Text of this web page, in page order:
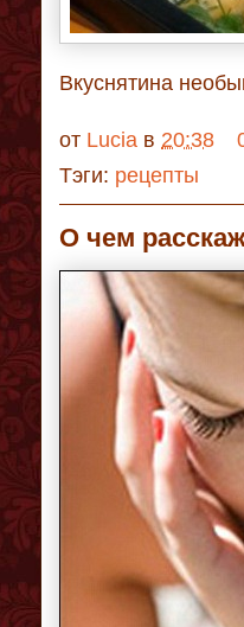
Вкуснятина
от Lucia в 20:38
Тэги: рецепты
О чем